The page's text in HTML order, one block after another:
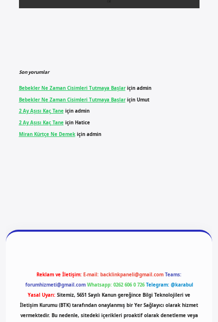
Son yorumlar
Bebekler Ne Zaman Cisimleri Tutmaya Başlariçin admin
Bebekler Ne Zaman Cisimleri Tutmaya Başlariçin Umut
2 Ay Aşısı Kaç Taneiçin admin
2 Ay Aşısı Kaç Taneiçin Hatice
Miran Kürtçe Ne Demekiçin admin
Reklam ve İletişim: E-mail: backlinkpaneli@gmail.com Teams:
forumhizmeti@gmail.com Whatsapp: 0262 606 0 726 Telegram: @karabul
Yasal Uyarı: Sitemiz, 5651 Sayılı Kanun gereğince Bilgi Teknolojileri ve
İletişim Kurumu (BTK) tarafından onaylanmış bir Yer Sağlayıcı olarak hizmet
vermektedir. Bu nedenle, sitedeki içerikleri proaktif olarak denetleme veya